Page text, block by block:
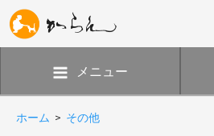
メニュー
ホーム > その他